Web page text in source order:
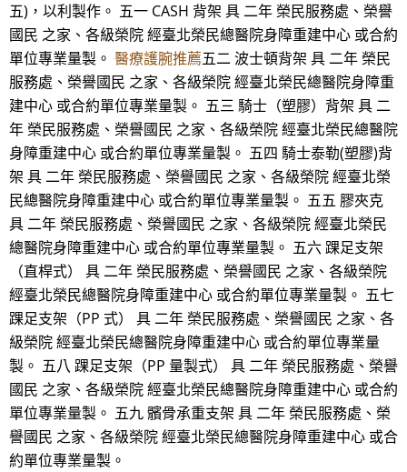
五)，以利製作。 五一 CASH 背架 具 二年 榮民服務處、榮譽
國民 之家、各級榮院 經臺北榮民總醫院身障重建中心 或合約
單位專業量製。 醫療護腕推薦五二 波士頓背架 具 二年 榮民
服務處、榮譽國民 之家、各級榮院 經臺北榮民總醫院身障重
建中心 或合約單位專業量製。 五三 騎士（塑膠）背架 具 二
年 榮民服務處、榮譽國民 之家、各級榮院 經臺北榮民總醫院
身障重建中心 或合約單位專業量製。 五四 騎士泰勒(塑膠)背
架 具 二年 榮民服務處、榮譽國民 之家、各級榮院 經臺北榮
民總醫院身障重建中心 或合約單位專業量製。 五五 膠夾克
具 二年 榮民服務處、榮譽國民 之家、各級榮院 經臺北榮民
總醫院身障重建中心 或合約單位專業量製。 五六 踝足支架
（直桿式） 具 二年 榮民服務處、榮譽國民 之家、各級榮院
經臺北榮民總醫院身障重建中心 或合約單位專業量製。 五七
踝足支架（PP 式） 具 二年 榮民服務處、榮譽國民 之家、各
級榮院 經臺北榮民總醫院身障重建中心 或合約單位專業量
製。 五八 踝足支架（PP 量製式） 具 二年 榮民服務處、榮譽
國民 之家、各級榮院 經臺北榮民總醫院身障重建中心 或合約
單位專業量製。 五九 髕骨承重支架 具 二年 榮民服務處、榮
譽國民 之家、各級榮院 經臺北榮民總醫院身障重建中心 或合
約單位專業量製。